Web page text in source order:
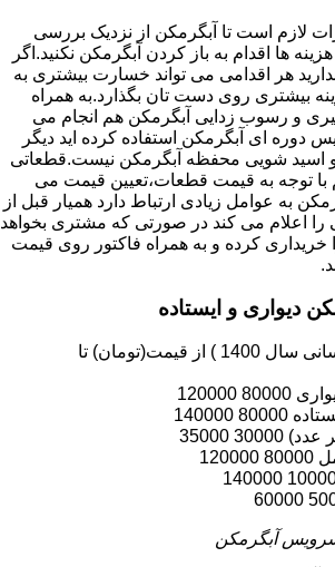
لازم است تا آبگرمکن از نزدیک بررسی
ها اقدام به باز کردن آبگرمکن نکنید.اگر
هر اقدامی می تواند خسارت بیشتری به
بیشتری روی دست تان بگذارد.به همراه
و رسوب زدایی آبگرمکن هم انجام می
دوره ای آبگرمکن استفاده کرده اید دیگر
اسید شویی محفظه آبگرمکن نیست.قطعاتی
با توجه به قیمت قطعات،تعیین قیمت می
به عوامل زیادی ارتباط دارد همیار قبل از
را اعلام می کند در صورتی که مشتری بخواهد
خریداری کرده و به همراه فاکتور روی قیمت
دیواری و ایستاده
عنوان( به روز رسانی سال 1400 ) از قیمت(تومان) تا
120000
140000
35000
آبگرمکن